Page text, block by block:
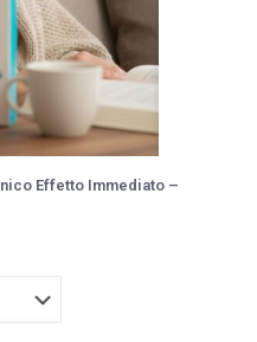
Effetto Immediato –